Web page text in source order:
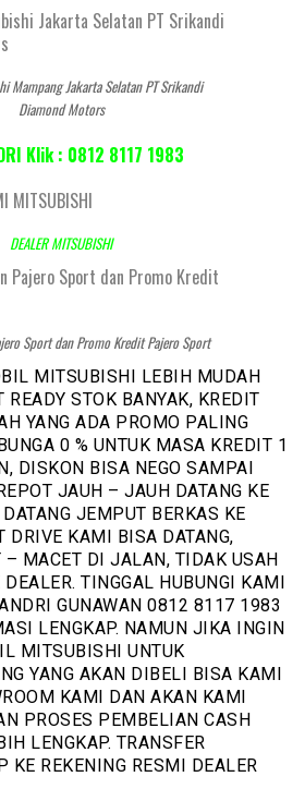
Mampang Jakarta Selatan PT Srikandi
Diamond Motors
Klik : 0812 8117 1983
DEALER MITSUBISHI
Sport dan Promo Kredit Pajero Sport
MITSUBISHI LEBIH MUDAH
STOK BANYAK, KREDIT
YANG ADA PROMO PALING
0 % UNTUK MASA KREDIT 1
DISKON BISA NEGO SAMPAI
JAUH – JAUH DATANG KE
JEMPUT BERKAS KE
DRIVE KAMI BISA DATANG,
MACET DI JALAN, TIDAK USAH
TINGGAL HUBUNGI KAMI
GUNAWAN 0812 8117 1983
LENGKAP. NAMUN JIKA INGIN
MITSUBISHI UNTUK
YANG AKAN DIBELI BISA KAMI
KAMI DAN AKAN KAMI
PROSES PEMBELIAN CASH
LENGKAP. TRANSFER
KE REKENING RESMI DEALER